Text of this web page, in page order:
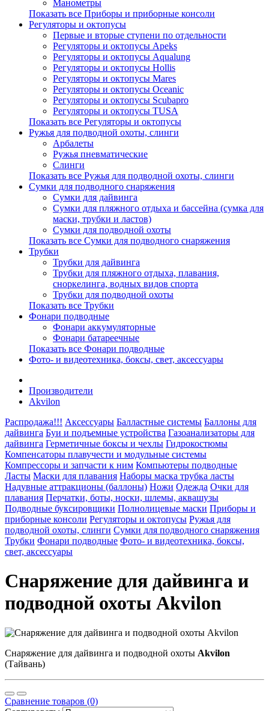
Манометры
Показать все Приборы и приборные консоли
Регуляторы и октопусы
Первые и вторые ступени по отдельности
Регуляторы и октопусы Apeks
Регуляторы и октопусы Aqualung
Регуляторы и октопусы Hollis
Регуляторы и октопусы Mares
Регуляторы и октопусы Oceanic
Регуляторы и октопусы Scubapro
Регуляторы и октопусы TUSA
Показать все Регуляторы и октопусы
Ружья для подводной охоты, слинги
Арбалеты
Ружья пневматические
Слинги
Показать все Ружья для подводной охоты, слинги
Сумки для подводного снаряжения
Сумки для дайвинга
Сумки для пляжного отдыха и бассейна (сумка для
маски, трубки и ластов)
Сумки для подводной охоты
Показать все Сумки для подводного снаряжения
Трубки
Трубки для дайвинга
Трубки для пляжного отдыха, плавания,
сноркелинга, водных видов спорта
Трубки для подводной охоты
Показать все Трубки
Фонари подводные
Фонари аккумуляторные
Фонари батареечные
Показать все Фонари подводные
Фото- и видеотехника, боксы, свет, аксессуары
Производители
Akvilon
Распродажа!!! Аксессуары Балластные системы Баллоны для
дайвинга Буи и подъемные устройства Газоанализаторы для
дайвинга Герметичные боксы и чехлы Гидрокостюмы
Компенсаторы плавучести и модульные системы
Компрессоры и запчасти к ним Компьютеры подводные
Ласты Маски для плавания Наборы маска трубка ласты
Надувные аттракционы (баллоны) Ножи Одежда Очки для
плавания Перчатки, боты, носки, шлемы, аквашузы
Подводные буксировщики Полнолицевые маски Приборы и
приборные консоли Регуляторы и октопусы Ружья для
подводной охоты, слинги Сумки для подводного снаряжения
Трубки Фонари подводные Фото- и видеотехника, боксы,
свет, аксессуары
Снаряжение для дайвинга и
подводной охоты Akvilon
Снаряжение для дайвинга и подводной охоты Akvilon
(Тайвань)
Сравнение товаров (0)